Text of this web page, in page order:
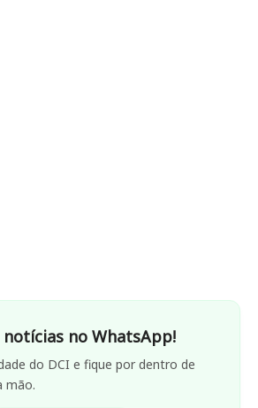
notícias no WhatsApp!
do DCI e fique por dentro de
mão.